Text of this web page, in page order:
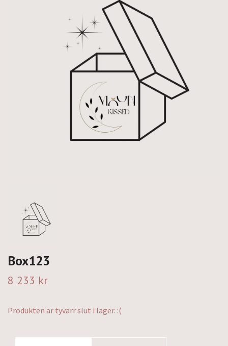
Box123
8 233 kr
Produkten är tyvärr slut i lager. :(